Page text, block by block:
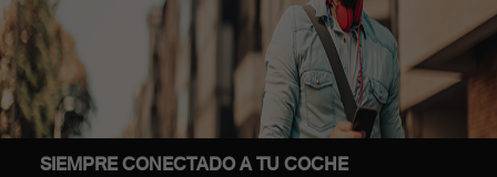
SIEMPRE CONECTADO A TU COCHE